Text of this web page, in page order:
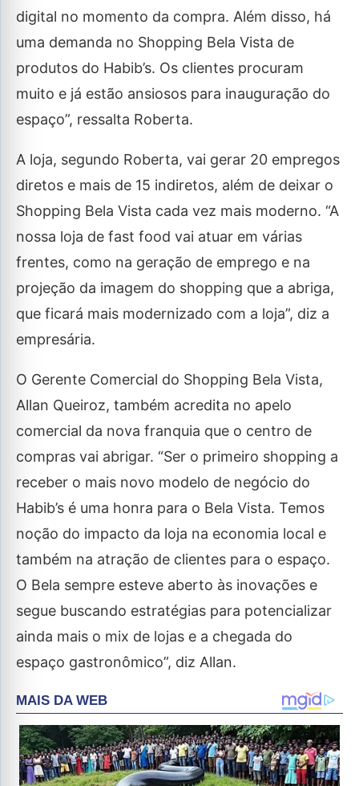
digital no momento da compra. Além disso, há
uma demanda no Shopping Bela Vista de
produtos do Habib’s. Os clientes procuram
muito e já estão ansiosos para inauguração do
espaço”, ressalta Roberta.
A loja, segundo Roberta, vai gerar 20 empregos
diretos e mais de 15 indiretos, além de deixar o
Shopping Bela Vista cada vez mais moderno. “A
nossa loja de fast food vai atuar em várias
frentes, como na geração de emprego e na
projeção da imagem do shopping que a abriga,
que ficará mais modernizado com a loja”, diz a
empresária.
O Gerente Comercial do Shopping Bela Vista,
Allan Queiroz, também acredita no apelo
comercial da nova franquia que o centro de
compras vai abrigar. “Ser o primeiro shopping a
receber o mais novo modelo de negócio do
Habib’s é uma honra para o Bela Vista. Temos
noção do impacto da loja na economia local e
também na atração de clientes para o espaço.
O Bela sempre esteve aberto às inovações e
segue buscando estratégias para potencializar
ainda mais o mix de lojas e a chegada do
espaço gastronômico”, diz Allan.